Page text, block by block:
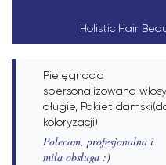
Holistic Hair
Pielęgnacja
spersonalizowana włosy
długie, Pakiet
koloryzacji)
Polecam, profesjonalna i
miła obsługa :)